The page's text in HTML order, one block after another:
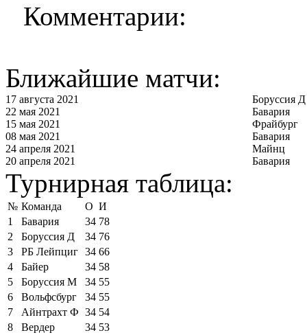
Комментарии:
Ближайшие матчи:
17 августа 2021
Боруссия Д
22 мая 2021
Бавария
15 мая 2021
Фрайбург
08 мая 2021
Бавария
24 апреля 2021
Майнц
20 апреля 2021
Бавария
Турнирная таблица:
№ Команда О И
1
Бавария 34 78
2
Боруссия Д 34 76
3
РБ Лейпциг 34 66
4
Байер 34 58
5
Боруссия М 34 55
6
Вольфсбург 34 55
7
Айнтрахт Ф 34 54
8
Вердер 34 53